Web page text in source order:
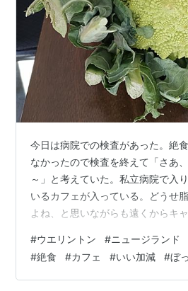
今日は病院での検査があった。絶
なかったので検査を終えて「さあ
～」と考えていた。私立病院で入
いるカフェが入っている。どうせ
よね、と思いながらも遠くからキ
さめの「メキシカン・ビーンとサ
があるじゃん。お茶も置いている
かと注文。スタッフが数字を入れ
#ウエリントン #ニュージランド
#絶食 #カフェ #いい加減 #ぼ